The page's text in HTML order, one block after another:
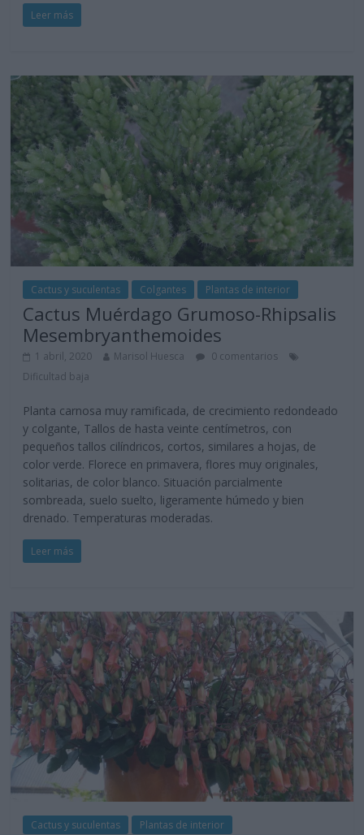
Leer más
Cactus y suculentas Colgantes Plantas de interior
Cactus Muérdago Grumoso-Rhipsalis
Mesembryanthemoides
1 abril, 2020 Marisol Huesca
0 comentarios
Dificultad baja
Planta carnosa muy ramificada, de crecimiento redondeado
y colgante, Tallos de hasta veinte centímetros, con
pequeños tallos cilíndricos, cortos, similares a hojas, de
color verde. Florece en primavera, flores muy originales,
solitarias, de color blanco. Situación parcialmente
sombreada, suelo suelto, ligeramente húmedo y bien
drenado. Temperaturas moderadas.
Leer más
Cactus y suculentas Plantas de interior